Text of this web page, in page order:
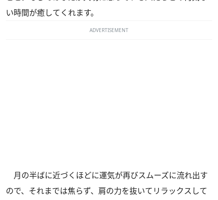
い時間が癒してくれます。
ADVERTISEMENT
月の半ばに近づくほどに運気が再びスムーズに流れ出す
ので、それまでは焦らず、肩の力を抜いてリラックスして